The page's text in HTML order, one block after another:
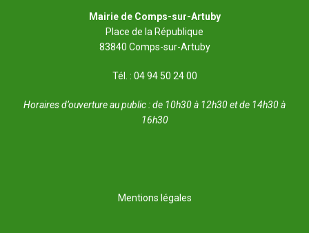
Mairie de Comps-sur-Artuby
Place de la République
83840 Comps-sur-Artuby
Tél. : 04 94 50 24 00
Horaires d’ouverture au public : de 10h30 à 12h30 et de 14h30 à
16h30
Mentions légales